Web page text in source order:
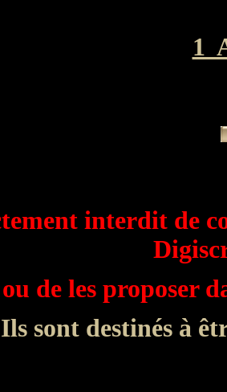
1
interdit de
ou de les proposer
Ils sont destinés à